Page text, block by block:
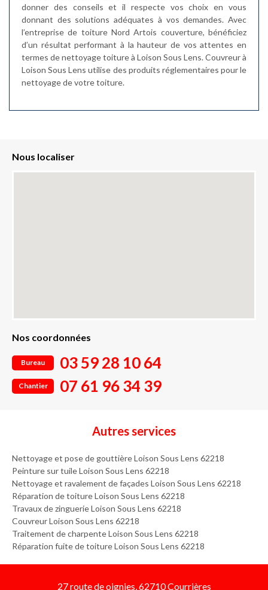
donner des conseils et il respecte vos choix en vous
donnant des solutions adéquates à vos demandes. Avec
l’entreprise de toiture Nord Artois couverture, bénéficiez
d’un résultat performant à la hauteur de vos attentes en
termes de nettoyage toiture à Loison Sous Lens. Couvreur à
Loison Sous Lens utilise des produits réglementaires pour le
nettoyage de votre toiture.
Nous localiser
Nos coordonnées
Bureau 03 59 28 10 64
Chantier 07 61 96 34 39
Autres services
Nettoyage et pose de gouttière Loison Sous Lens 62218
Peinture sur tuile Loison Sous Lens 62218
Nettoyage et ravalement de façades Loison Sous Lens 62218
Réparation de toiture Loison Sous Lens 62218
Travaux de zinguerie Loison Sous Lens 62218
Couvreur Loison Sous Lens 62218
Traitement de charpente Loison Sous Lens 62218
Réparation fuite de toiture Loison Sous Lens 62218
27 route de oignies, 62710 Courrières